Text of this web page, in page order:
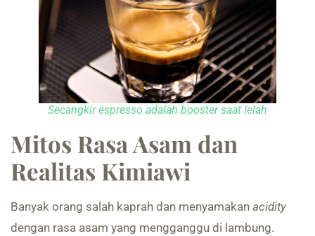
Secangkir espresso adalah booster saat lelah
Mitos Rasa Asam dan
Realitas Kimiawi
Banyak orang salah kaprah dan menyamakan acidity
dengan rasa asam yang mengganggu di lambung.